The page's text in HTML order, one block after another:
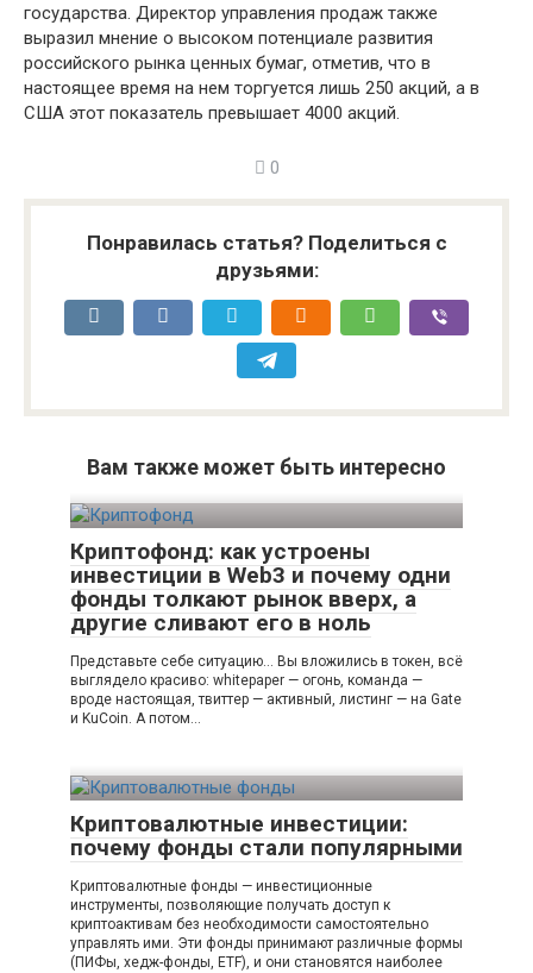
государства. Директор управления продаж также
выразил мнение о высоком потенциале развития
российского рынка ценных бумаг, отметив, что в
настоящее время на нем торгуется лишь 250 акций, а в
США этот показатель превышает 4000 акций.
0
Понравилась статья? Поделиться с
друзьями:
Вам также может быть интересно
Криптофонд: как устроены
инвестиции в Web3 и почему одни
фонды толкают рынок вверх, а
другие сливают его в ноль
Представьте себе ситуацию… Вы вложились в токен, всё
выглядело красиво: whitepaper — огонь, команда —
вроде настоящая, твиттер — активный, листинг — на Gate
и KuCoin. А потом…
Криптовалютные инвестиции:
почему фонды стали популярными
Криптовалютные фонды — инвестиционные
инструменты, позволяющие получать доступ к
криптоактивам без необходимости самостоятельно
управлять ими. Эти фонды принимают различные формы
(ПИФы, хедж-фонды, ETF), и они становятся наиболее